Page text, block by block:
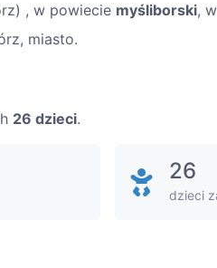
, w powiecie myśliborski,
miasto.
26 dzieci.
26
dzieci